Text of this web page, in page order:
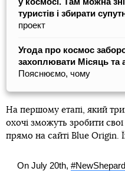
туристів і збирати
проект
Угода про космос
захоплювати Місяць та
Пояснюємо, чому
На першому етапі, який
охочі зможуть зробити
прямо на сайті Blue Origin.
On July 20th, #NewShepard